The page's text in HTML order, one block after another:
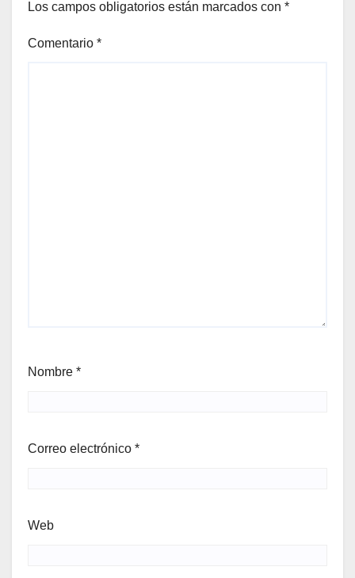
Los campos obligatorios están marcados con *
Comentario *
Nombre *
Correo electrónico *
Web